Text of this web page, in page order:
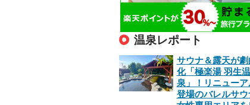
温泉レポート
サウナ＆露天が劇
化「極楽湯 羽生温
泉」！リニューア
登場のバレルサウ